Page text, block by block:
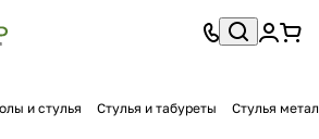
и стулья Стулья и табуреты Стулья